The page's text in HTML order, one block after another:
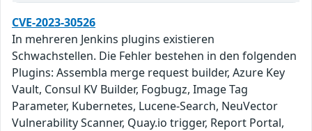
CVE-2023-30526
In mehreren Jenkins plugins existieren
Schwachstellen. Die Fehler bestehen in den folgenden
Plugins: Assembla merge request builder, Azure Key
Vault, Consul KV Builder, Fogbugz, Image Tag
Parameter, Kubernetes, Lucene-Search, NeuVector
Vulnerability Scanner, Quay.io trigger, Report Portal,